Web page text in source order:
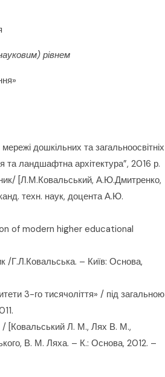
рівнем
дошкільних та загальноосвітніх
та ландшафтна архітектура”, 2016 р.
[Л.М.Ковальський, А.Ю.Дмитренко,
техн. наук, доцента А.Ю.
of modern higher educational
/Г.Л.Ковальська. – Київ: Основа,
3-го тисячоліття» / під загальною
/ [Ковальський Л. М., Лях В. М.,
В. М. Ляха. – К.: Основа, 2012. –